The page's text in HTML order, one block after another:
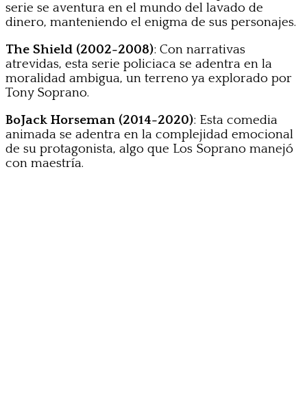
serie se aventura en el mundo del lavado de
dinero, manteniendo el enigma de sus personajes.
The Shield (2002-2008): Con narrativas
atrevidas, esta serie policiaca se adentra en la
moralidad ambigua, un terreno ya explorado por
Tony Soprano.
BoJack Horseman (2014-2020): Esta comedia
animada se adentra en la complejidad emocional
de su protagonista, algo que Los Soprano manejó
con maestría.